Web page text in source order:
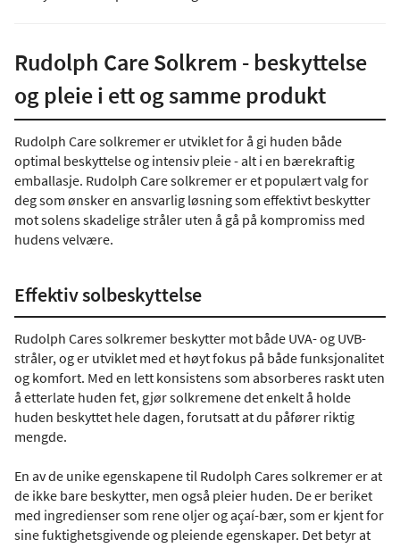
Rudolph Care Solkrem - beskyttelse
og pleie i ett og samme produkt
Rudolph Care solkremer er utviklet for å gi huden både
optimal beskyttelse og intensiv pleie - alt i en bærekraftig
emballasje. Rudolph Care solkremer er et populært valg for
deg som ønsker en ansvarlig løsning som effektivt beskytter
mot solens skadelige stråler uten å gå på kompromiss med
hudens velvære.
Effektiv solbeskyttelse
Rudolph Cares solkremer beskytter mot både UVA- og UVB-
stråler, og er utviklet med et høyt fokus på både funksjonalitet
og komfort. Med en lett konsistens som absorberes raskt uten
å etterlate huden fet, gjør solkremene det enkelt å holde
huden beskyttet hele dagen, forutsatt at du påfører riktig
mengde.
En av de unike egenskapene til Rudolph Cares solkremer er at
de ikke bare beskytter, men også pleier huden. De er beriket
med ingredienser som rene oljer og açaí-bær, som er kjent for
sine fuktighetsgivende og pleiende egenskaper. Det betyr at